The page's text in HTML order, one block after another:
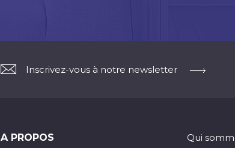
Inscrivez-vous à notre newsletter
A PROPOS Qui